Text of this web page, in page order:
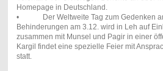
Homepage in Deutschland.
• Der Weltweite Tag zum Gedenken
Behinderungen am 3.12. wird in Leh auf
zusammen mit Munsel und Pagir in einer
Kargil findet eine spezielle Feier mit
statt.